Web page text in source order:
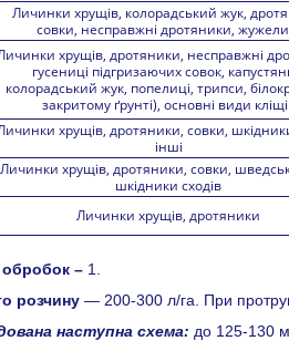
Личинки хрущів, колорадський жук,
совки, несправжні дротяники,
хрущів, дротяники, несправжні
гусениці підгризаючих совок,
колорадський жук, попелиці, трипси,
закритому ґрунті), основні види
хрущів, дротяники, совки,
інші
Личинки хрущів, дротяники, совки,
шкідники сходів
Личинки хрущів, дротяники
обробок – 1.
розчину — 200-300 л/га. При
наступна схема: до 125-130